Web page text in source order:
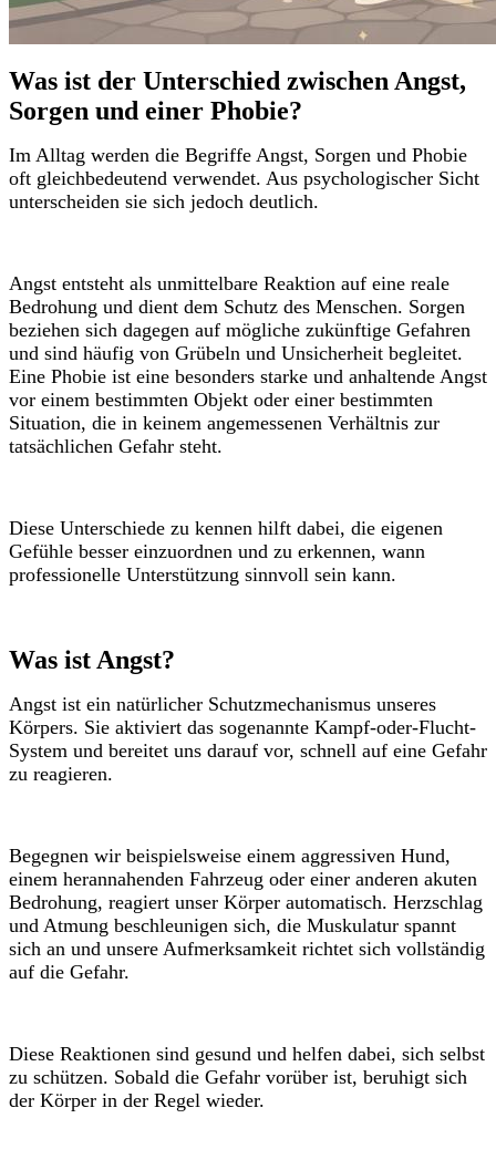
Was ist der Unterschied zwischen Angst,
Sorgen und einer Phobie?
Im Alltag werden die Begriffe Angst, Sorgen und Phobie
oft gleichbedeutend verwendet. Aus psychologischer Sicht
unterscheiden sie sich jedoch deutlich.
Angst entsteht als unmittelbare Reaktion auf eine reale
Bedrohung und dient dem Schutz des Menschen. Sorgen
beziehen sich dagegen auf mögliche zukünftige Gefahren
und sind häufig von Grübeln und Unsicherheit begleitet.
Eine Phobie ist eine besonders starke und anhaltende Angst
vor einem bestimmten Objekt oder einer bestimmten
Situation, die in keinem angemessenen Verhältnis zur
tatsächlichen Gefahr steht.
Diese Unterschiede zu kennen hilft dabei, die eigenen
Gefühle besser einzuordnen und zu erkennen, wann
professionelle Unterstützung sinnvoll sein kann.
Was ist Angst?
Angst ist ein natürlicher Schutzmechanismus unseres
Körpers. Sie aktiviert das sogenannte Kampf-oder-Flucht-
System und bereitet uns darauf vor, schnell auf eine Gefahr
zu reagieren.
Begegnen wir beispielsweise einem aggressiven Hund,
einem herannahenden Fahrzeug oder einer anderen akuten
Bedrohung, reagiert unser Körper automatisch. Herzschlag
und Atmung beschleunigen sich, die Muskulatur spannt
sich an und unsere Aufmerksamkeit richtet sich vollständig
auf die Gefahr.
Diese Reaktionen sind gesund und helfen dabei, sich selbst
zu schützen. Sobald die Gefahr vorüber ist, beruhigt sich
der Körper in der Regel wieder.